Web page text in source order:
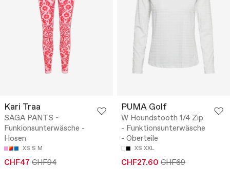
Kari Traa
SAGA PANTS -
Funkionsunterwäsche -
Hosen
XS S M
CHF47 CHF94
PUMA Golf
W Houndstooth 1/4 Zip
- Funktionsunterwäsche
- Oberteile
XS XXL
CHF27.60 CHF69